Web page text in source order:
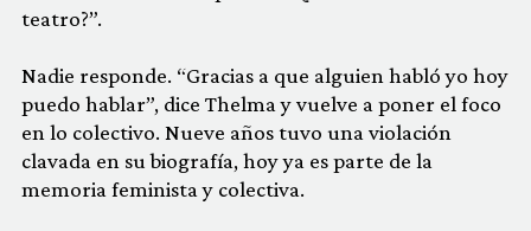
teatro?”.
Nadie responde. “Gracias a que alguien habló yo hoy
puedo hablar”, dice Thelma y vuelve a poner el foco
en lo colectivo. Nueve años tuvo una violación
clavada en su biografía, hoy ya es parte de la
memoria feminista y colectiva.